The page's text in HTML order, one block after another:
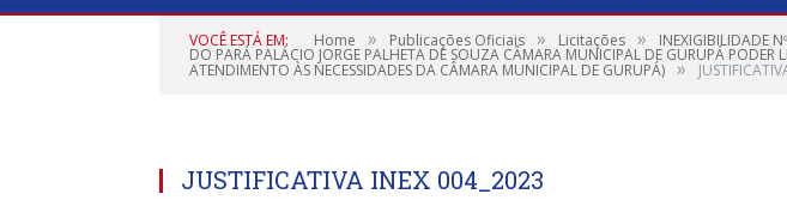
VOCÊ ESTÁ EM: Home » Publicações Oficiais » Licitações » INEXIGIBILIDADE
DO PARÁ PALÁCIO JORGE PALHETA DE SOUZA CÂMARA MUNICIPAL DE GURUPÁ PODER
ATENDIMENTO ÀS NECESSIDADES DA CÂMARA MUNICIPAL DE GURUPÁ) »
JUSTIFICATIVA INEX 004_2023